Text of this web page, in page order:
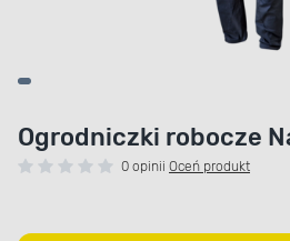
Ogrodniczki robocze
0 opinii Oceń produkt